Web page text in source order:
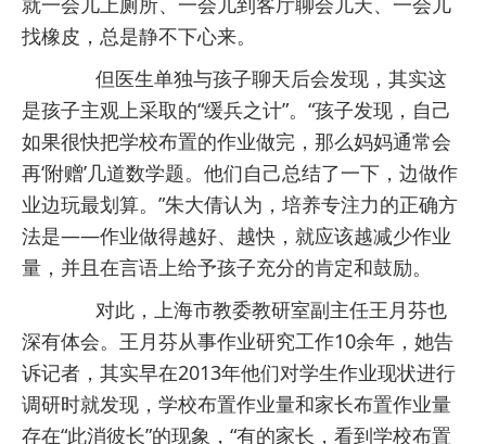
找橡皮，总是静不下心来。
但医生单独与孩子聊天后会发现，其实这
是孩子主观上采取的“缓兵之计”。“孩子发现，自己
如果很快把学校布置的作业做完，那么妈妈通常会
再‘附赠’几道数学题。他们自己总结了一下，边做作
业边玩最划算。”朱大倩认为，培养专注力的正确方
法是——作业做得越好、越快，就应该越减少作业
量，并且在言语上给予孩子充分的肯定和鼓励。
对此，上海市教委教研室副主任王月芬也
深有体会。王月芬从事作业研究工作10余年，她告
诉记者，其实早在2013年他们对学生作业现状进行
调研时就发现，学校布置作业量和家长布置作业量
存在“此消彼长”的现象，“有的家长，看到学校布置